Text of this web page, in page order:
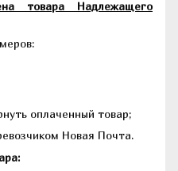
товара Надлежащего
оплаченный товар;
Новая Почта.